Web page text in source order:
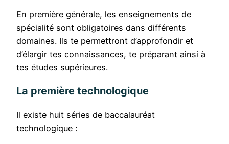
En première générale, les enseignements de
spécialité sont obligatoires dans différents
domaines. Ils te permettront d’approfondir et
d’élargir tes connaissances, te préparant ainsi à
tes études supérieures.
La première technologique
Il existe huit séries de baccalauréat
technologique :